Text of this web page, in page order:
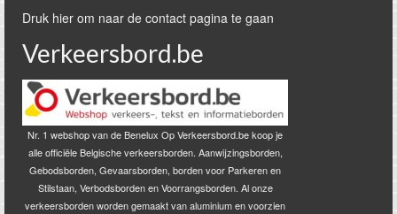
Druk hier om naar de contact pagina te gaan
Verkeersbord.be
Nr. 1 webshop van de Benelux Op Verkeersbord.be koop je
alle officiële Belgische verkeersborden. Aanwijzingsborden,
Gebodsborden, Gevaarsborden, borden voor Parkeren en
Stilstaan, Verbodsborden en Voorrangsborden. Al onze
verkeersborden worden gemaakt van aluminium en voorzien